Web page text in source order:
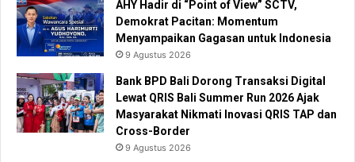
AHY Hadir di “Point of View” SCTV,
Demokrat Pacitan: Momentum
Menyampaikan Gagasan untuk Indonesia
9 Agustus 2026
Bank BPD Bali Dorong Transaksi Digital
Lewat QRIS Bali Summer Run 2026 Ajak
Masyarakat Nikmati Inovasi QRIS TAP dan
Cross-Border
9 Agustus 2026